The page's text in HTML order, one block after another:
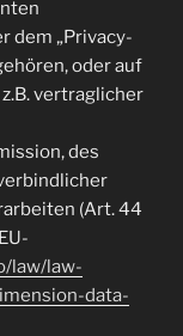
dem „Privacy-
oder auf
vertraglicher
des
(Art. 44
law/law-
data-